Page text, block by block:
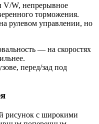
V/W, непрерывное
торможения.
рулевом управлении, но
— на скоростях
перед/зад под
рисунок с широкими